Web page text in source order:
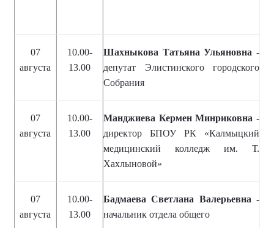
07
августа
10.00-
13.00
Шахныкова Татьяна Ульяновна -
депутат Элистинского городского
Собрания
07
августа
10.00-
13.00
Манджиева Кермен Минриковна -
директор БПОУ РК «Калмыцкий
медицинский колледж им. Т.
Хахлыновой»
07
августа
10.00-
13.00
Бадмаева Светлана Валерьевна -
начальник отдела общего